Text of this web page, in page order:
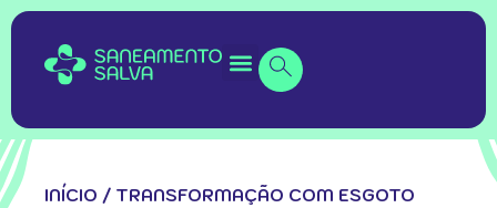
INÍCIO / TRANSFORMAÇÃO COM ESGOTO